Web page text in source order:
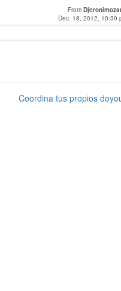
From
Dec. 18, 2012, 10:30
Coordina tus propios